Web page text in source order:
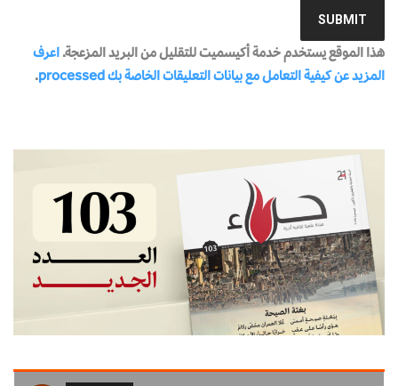
هذا الموقع يستخدم خدمة أكيسميت للتقليل من البريد المزعجة. اعرف
المزيد عن كيفية التعامل مع بيانات التعليقات الخاصة بك processed
.